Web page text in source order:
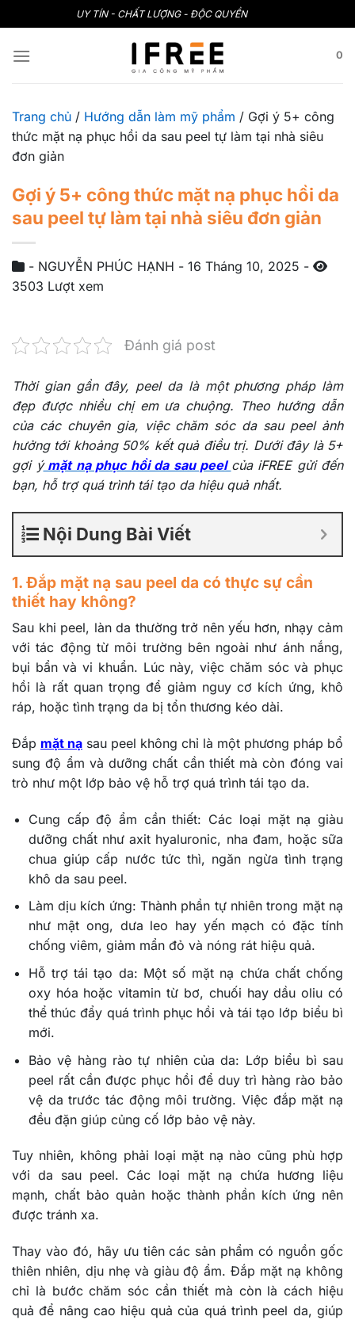
qua
nội
UY TÍN - CHẤT LƯỢNG - ĐỘC QUYỀN
0
Trang chủ / Hướng dẫn làm mỹ phẩm / Gợi ý 5+ công
thức mặt nạ phục hồi da sau peel tự làm tại nhà siêu
đơn giản
Gợi ý 5+ công thức mặt nạ phục hồi da
sau peel tự làm tại nhà siêu đơn giản
- NGUYỄN PHÚC HẠNH - 16 Tháng 10, 2025 -
3503 Lượt xem
Đánh giá post
Thời gian gần đây, peel da là một phương pháp làm
đẹp được nhiều chị em ưa chuộng. Theo hướng dẫn
của các chuyên gia, việc chăm sóc da sau peel ảnh
hưởng tới khoảng 50% kết quả điều trị. Dưới đây là 5+
gợi ýmặt nạ phục hồi da sau peel của iFREE gửi đến
bạn, hỗ trợ quá trình tái tạo da hiệu quả nhất.
Nội Dung Bài Viết
1. Đắp mặt nạ sau peel da có thực sự cần
thiết hay không?
Sau khi peel, làn da thường trở nên yếu hơn, nhạy cảm
với tác động từ môi trường bên ngoài như ánh nắng,
bụi bẩn và vi khuẩn. Lúc này, việc chăm sóc và phục
hồi là rất quan trọng để giảm nguy cơ kích ứng, khô
ráp, hoặc tình trạng da bị tổn thương kéo dài.
Đắp mặt nạ sau peel không chỉ là một phương pháp bổ
sung độ ẩm và dưỡng chất cần thiết mà còn đóng vai
trò như một lớp bảo vệ hỗ trợ quá trình tái tạo da.
Cung cấp độ ẩm cần thiết: Các loại mặt nạ giàu
dưỡng chất như axit hyaluronic, nha đam, hoặc sữa
chua giúp cấp nước tức thì, ngăn ngừa tình trạng
khô da sau peel.
Làm dịu kích ứng: Thành phần tự nhiên trong mặt nạ
như mật ong, dưa leo hay yến mạch có đặc tính
chống viêm, giảm mẩn đỏ và nóng rát hiệu quả.
Hỗ trợ tái tạo da: Một số mặt nạ chứa chất chống
oxy hóa hoặc vitamin từ bơ, chuối hay dầu oliu có
thể thúc đẩy quá trình phục hồi và tái tạo lớp biểu bì
mới.
Bảo vệ hàng rào tự nhiên của da: Lớp biểu bì sau
peel rất cần được phục hồi để duy trì hàng rào bảo
vệ da trước tác động môi trường. Việc đắp mặt nạ
đều đặn giúp củng cố lớp bảo vệ này.
Tuy nhiên, không phải loại mặt nạ nào cũng phù hợp
với da sau peel. Các loại mặt nạ chứa hương liệu
mạnh, chất bảo quản hoặc thành phần kích ứng nên
được tránh xa.
Thay vào đó, hãy ưu tiên các sản phẩm có nguồn gốc
thiên nhiên, dịu nhẹ và giàu độ ẩm. Đắp mặt nạ không
chỉ là bước chăm sóc cần thiết mà còn là cách hiệu
quả để nâng cao hiệu quả của quá trình peel da, giúp